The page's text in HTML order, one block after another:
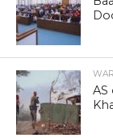
AS